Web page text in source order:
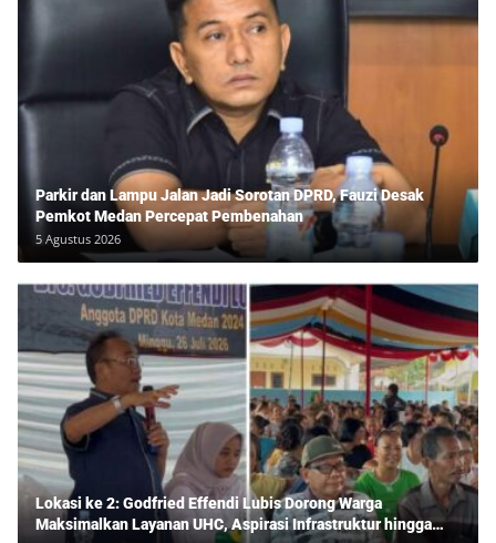
Parkir dan Lampu Jalan Jadi Sorotan DPRD, Fauzi Desak
Pemkot Medan Percepat Pembenahan
5 Agustus 2026
Lokasi ke 2: Godfried Effendi Lubis Dorong Warga
Maksimalkan Layanan UHC, Aspirasi Infrastruktur hingga